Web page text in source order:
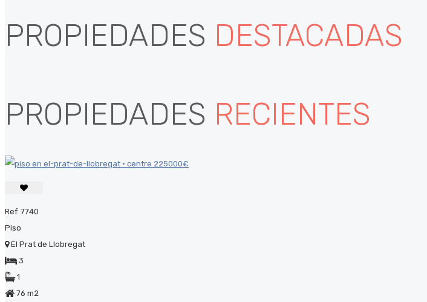
PROPIEDADES DESTACADAS
PROPIEDADES RECIENTES
Ref. 7740
Piso
El Prat de Llobregat
3
1
76 m2